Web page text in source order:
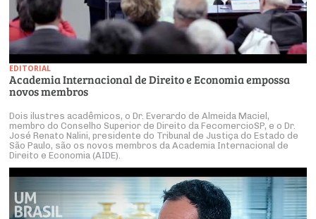
EDITORIAL
Academia Internacional de Direito e Economia empossa
novos membros
Dois ilustres acadêmicos, o Dr. Everardo de Almeida Maciel,
membro do Conselho Superior de Direito da FecomercioSP, e o Dr.
José Renato Nalini, presidente do Tribunal de Justiça do Estado de
São Paulo, são os novos membros da Academia Internacional de
Direito e Economia (AIDE).